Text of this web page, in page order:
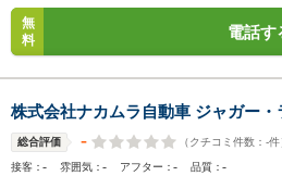
無
料
電話す
株式会社ナカムラ自動車 ジャガー
総合評価 - （クチコミ件数： -件
接客：- 雰囲気：- アフター：- 品質：-